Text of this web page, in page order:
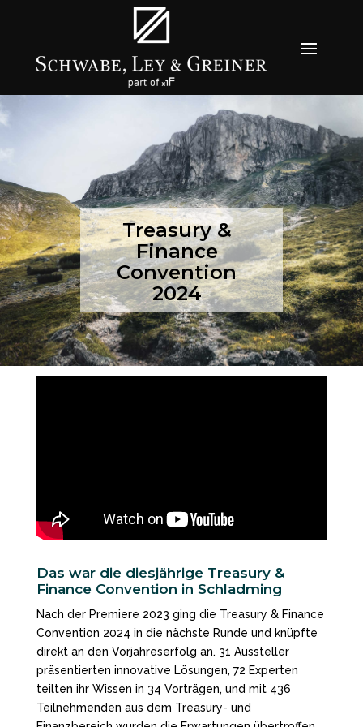
Treasury &
Finance
Convention
2024
Das war die diesjährige Treasury &
Finance Convention in Schladming
Nach der Premiere 2023 ging die Treasury & Finance
Convention 2024 in die nächste Runde und knüpfte
direkt an den Vorjahreserfolg an. 31 Aussteller
präsentierten innovative Lösungen, 72 Experten
teilten ihr Wissen in 34 Vorträgen, und mit 436
Teilnehmenden aus dem Treasury- und